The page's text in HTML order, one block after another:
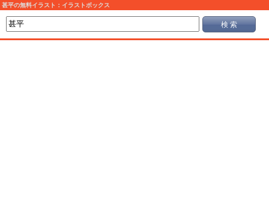
甚平の無料イラスト：イラストボックス
検 索